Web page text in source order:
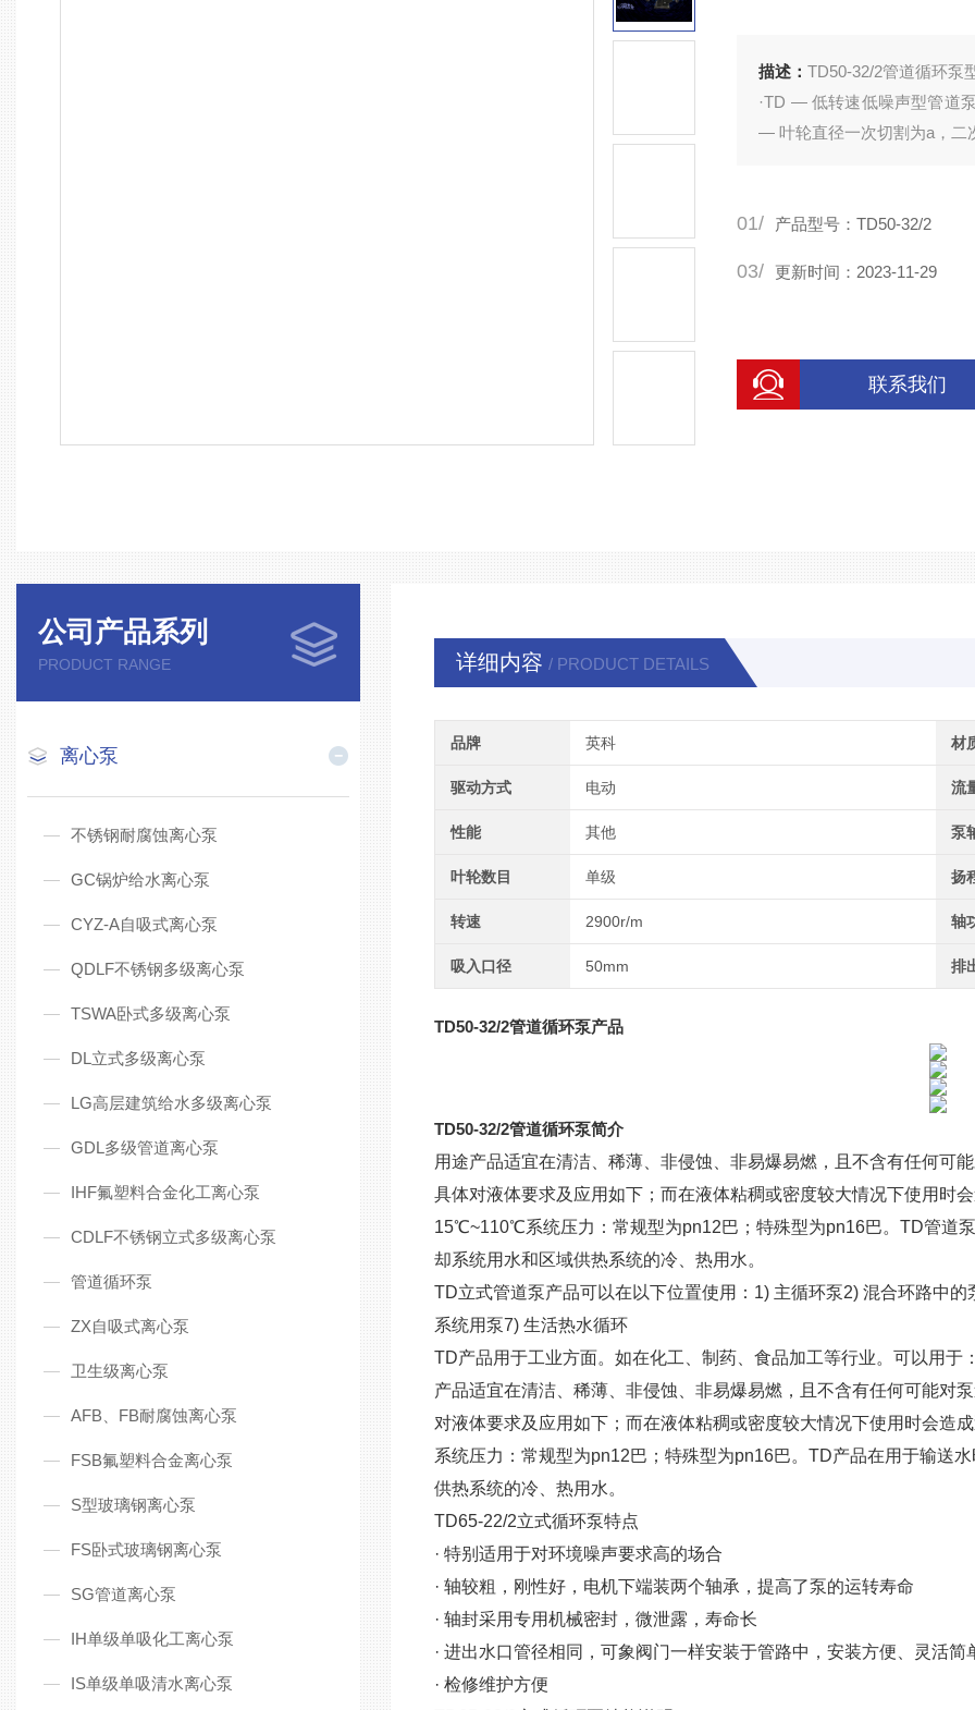
描述：TD50-32/2管道循环泵
·TD — 低转速低噪声型管道泵 · 100 —
— 叶轮直径一次切割为a，二
01/ 产品型号：TD50-32/2
03/ 更新时间：2023-11-29
联系我们
公司产品系列
PRODUCT RANGE
离心泵
不锈钢耐腐蚀离心泵
GC锅炉给水离心泵
CYZ-A自吸式离心泵
QDLF不锈钢多级离心泵
TSWA卧式多级离心泵
DL立式多级离心泵
LG高层建筑给水多级离心泵
GDL多级管道离心泵
IHF氟塑料合金化工离心泵
CDLF不锈钢立式多级离心泵
管道循环泵
ZX自吸式离心泵
卫生级离心泵
AFB、FB耐腐蚀离心泵
FSB氟塑料合金离心泵
S型玻璃钢离心泵
FS卧式玻璃钢离心泵
SG管道离心泵
IH单级单吸化工离心泵
IS单级单吸清水离心泵
详细内容 / PRODUCT DETAILS
品牌 英科 材
驱动方式 电动 流
性能 其他 泵
叶轮数目 单级 扬
转速 2900r/m 轴
吸入口径 50mm 排
TD50-32/2管道循环泵产品
TD50-32/2管道循环泵简介
用途产品适宜在清洁、稀薄、非侵蚀、非易爆易燃，且不含有任何可
具体对液体要求及应用如下；而在液体粘稠或密度较大情况下使用时
15℃~110℃系统压力：常规型为pn12巴；特殊型为pn16巴。TD管道
却系统用水和区域供热系统的冷、热用水。
TD立式管道泵产品可以在以下位置使用：1) 主循环泵2) 混合环路中
系统用泵7) 生活热水循环
TD产品用于工业方面。如在化工、制药、食品加工等行业。可以用于
产品适宜在清洁、稀薄、非侵蚀、非易爆易燃，且不含有任何可能对
对液体要求及应用如下；而在液体粘稠或密度较大情况下使用时会
系统压力：常规型为pn12巴；特殊型为pn16巴。TD产品在用于输送
供热系统的冷、热用水。
TD65-22/2立式循环泵特点
· 特别适用于对环境噪声要求高的场合
· 轴较粗，刚性好，电机下端装两个轴承，提高了泵的运转寿命
· 轴封采用专用机械密封，微泄露，寿命长
· 进出水口管径相同，可象阀门一样安装于管路中，安装方便、灵活简
· 检修维护方便